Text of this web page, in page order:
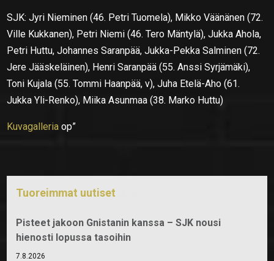
SJK: Jyri Nieminen (46. Petri Tuomela), Mikko Väänänen (72.
Ville Kukkanen), Petri Niemi (46. Tero Mäntylä), Jukka Ahola,
Petri Huttu, Johannes Saranpää, Jukka-Pekka Salminen (72.
Jere Jääskeläinen), Henri Saranpää (55. Anssi Syrjämäki),
Toni Kujala (55. Tommi Haanpää, v), Juha Etelä-Aho (61.
Jukka Yli-Renko), Miika Asunmaa (38. Marko Huttu)
Kuvagalleria op”
Tuoreimmat uutiset
Pisteet jakoon Gnistanin kanssa – SJK nousi
hienosti lopussa tasoihin
7.8.2026